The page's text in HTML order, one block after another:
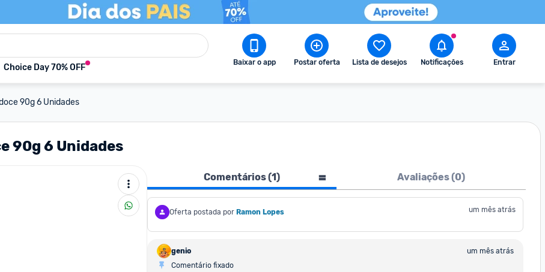
Choice Day 70% OFF Baixar o app Postar oferta Lista de desejos Notificações Entrar
90g 6 Unidades
90g 6 Unidades
Comentários (1) Avaliações (0)
Oferta postada por Ramon Lopes um mês atrás
genio
um mês atrás
Comentário fixado